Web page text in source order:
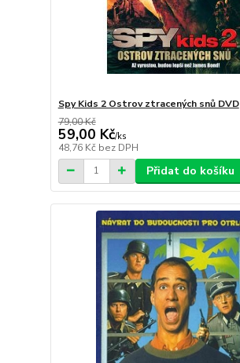
Spy Kids 2 Ostrov ztracených snů DVD
79,00 Kč
59,00 Kč/ks
48,76 Kč bez DPH
Přidat do košíku